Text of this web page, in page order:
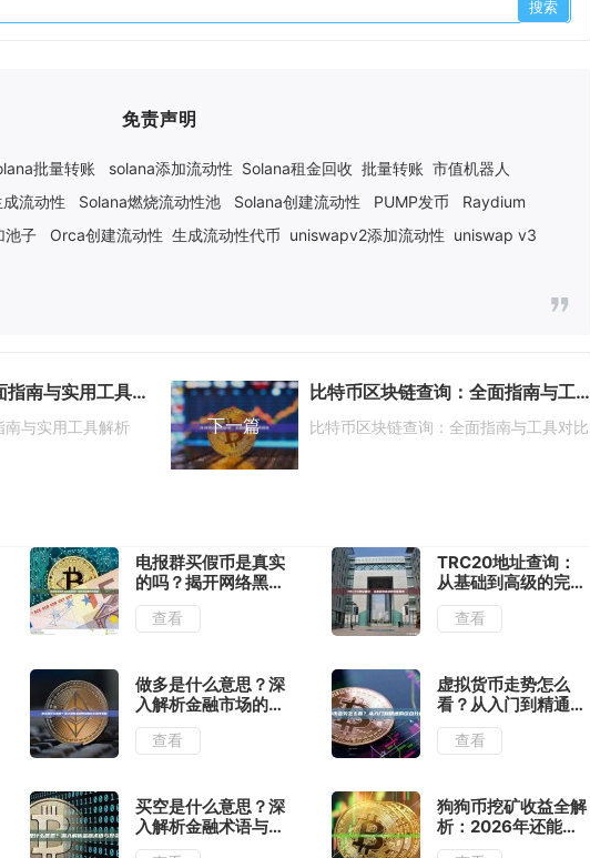
免责声明
批量转账 solana添加流动性 Solana租金回收 批量转账 市值机器人
流动性 Solana燃烧流动性池 Solana创建流动性 PUMP发币
Raydium
池子 Orca创建流动性 生成流动性代币 uniswapv2添加流动性 uniswap v3
以太坊查询：全面指南与实用工具解析
南与实用工具解析 下一篇
比特币区块链查询：全面指南与工具对比
比特币区块链查询：全面指南与工具对比
电报群买假币是真实
的吗？揭开网络黑市
的真相
查看
TRC20地址查询：
从基础到高级的完整
指南
查看
做多是什么意思？深
入解析金融市场的核
心操作策略
查看
虚拟货币走势怎么
看？从入门到精通的
综合分析指南
查看
买空是什么意思？深
入解析金融术语与投
资策略
狗狗币挖矿收益全解
析：2026年还能赚
钱吗？